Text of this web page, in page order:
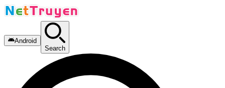
Android
Search